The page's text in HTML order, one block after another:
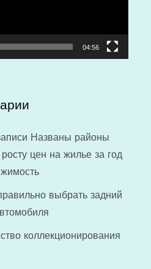
04:56
Названы районы
цен на жилье за год
выбрать задний
коллекционирования